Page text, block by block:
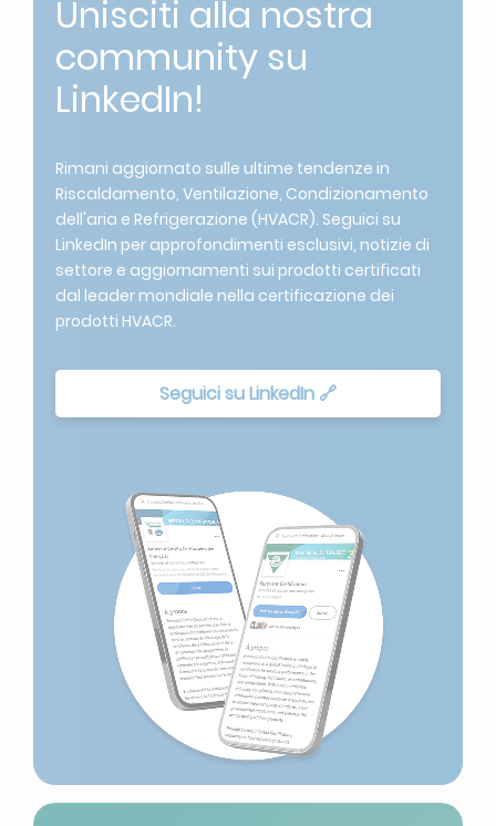
Unisciti alla nostra
community su
LinkedIn!
Rimani aggiornato sulle ultime tendenze in
Riscaldamento, Ventilazione, Condizionamento
dell'aria e Refrigerazione (HVACR). Seguici su
LinkedIn per approfondimenti esclusivi, notizie di
settore e aggiornamenti sui prodotti certificati
dal leader mondiale nella certificazione dei
prodotti HVACR.
Seguici su LinkedIn 🔗